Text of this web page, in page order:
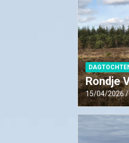
Rondje
15/04/2026